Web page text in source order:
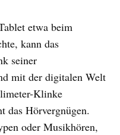
etwa beim
kann das
seiner
mit der digitalen Welt
Klinke
das Hörvergnügen.
oder Musikhören,